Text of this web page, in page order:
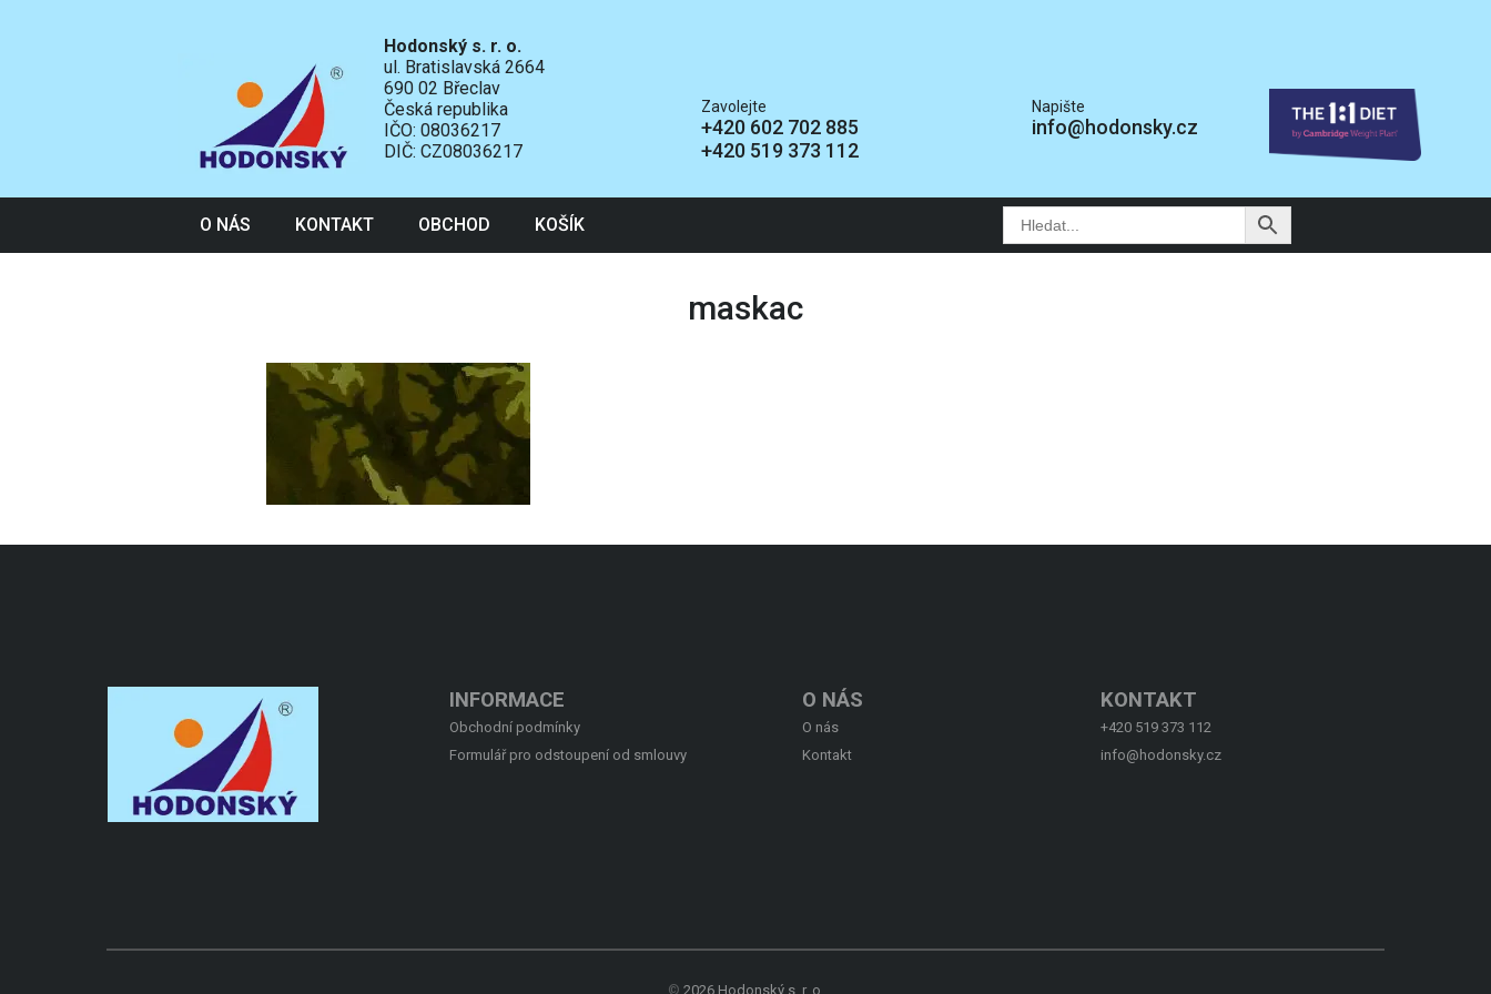
Hodonský s. r. o.
ul. Bratislavská 2664
690 02 Břeclav
Česká republika
IČO: 08036217
DIČ: CZ08036217
Zavolejte
+420 602 702 885
+420 519 373 112
Napište
info@hodonsky.cz
O NÁS KONTAKT OBCHOD KOŠÍK
maskac
INFORMACE
Obchodní podmínky
Formulář pro odstoupení od smlouvy
O NÁS
O nás
Kontakt
KONTAKT
+420 519 373 112
info@hodonsky.cz
© 2026 Hodonský s. r. o.